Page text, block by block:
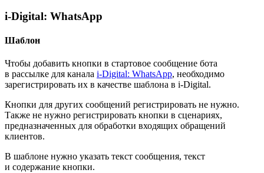
i-Digital: WhatsApp
Шаблон
Чтобы добавить кнопки в стартовое сообщение бота
в рассылке для канала i-Digital: WhatsApp, необходимо
зарегистрировать их в качестве шаблона в i-Digital.
Кнопки для других сообщений регистрировать не нужно.
Также не нужно регистрировать кнопки в сценариях,
предназначенных для обработки входящих обращений
клиентов.
В шаблоне нужно указать текст сообщения, текст
и содержание кнопки.